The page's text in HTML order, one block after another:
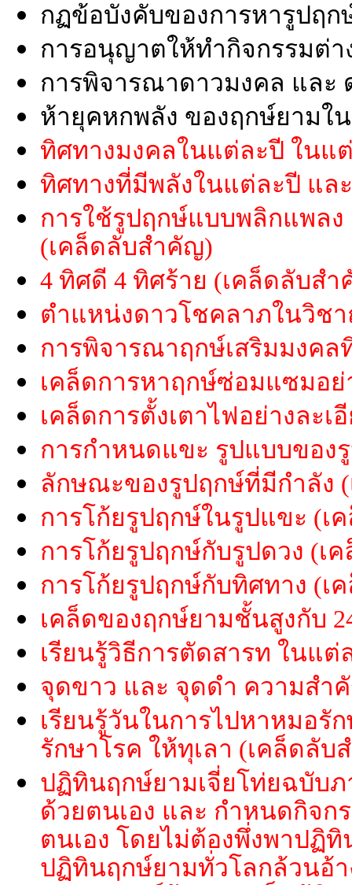
กฏข้อบังคับของการหารูปฤก
การอนุญาตให้ทำกิจกรรมต่
การพิจารณาดาวมงคล และ
ห้ายุคหกพลัง ของฤกษ์ยามใ
ทิศทางมงคลในแต่ละปี ในแ
ทิศทางที่มีพลังในแต่ละปี แล
การใช้รูปฤกษ์แบบพลิกแพล
(เคล็ดลับสำคัญ)
4 ทิศดี 4 ทิศร้าย (เคล็ดลับส
ตำแหน่งดาวโชคลาภในวิช
การพิจารณาฤกษ์เสริมมงค
เคล็ดการหาฤกษ์ซ่อมแซมอ
เคล็ดการตั้งเตาไฟอย่างละ
การกำหนดแขะ รูปแบบของ
ลักษณะของรูปฤกษ์ที่มีกำลัง
การโก้ยรูปฤกษ์ในรูปแขะ (เ
การโก้ยรูปฤกษ์กับรูปดวง (เ
การโก้ยรูปฤกษ์กับทิศทาง (เ
เคล็ดของฤกษ์ยามชั้นสูงกับ
เรียนรู้วิธีการตัดสารท ในแ
จุดขาว และ จุดดำ ความส
เรียนรู้วันในการไปหาหมอรั
รักษาโรค ให้ทุเลา (เคล็ดลับ
ปฏิทินฤกษ์ยามเจี่ยโท่ยฉบับ
ด้วยตนเอง และ กำหนดกิจก
ตนเอง โดยไม่ต้องพึ่งพาปฏิ
ปฏิทินฤกษ์ยามทั่วโลกล้วนอ้